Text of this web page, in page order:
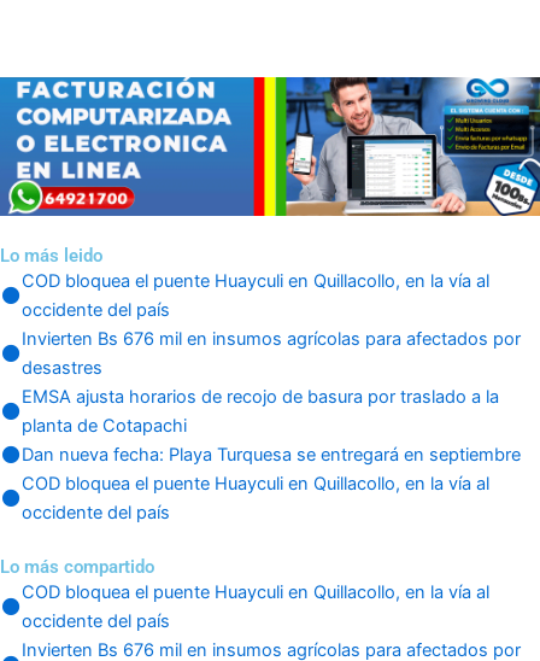
Lo más leido
COD bloquea el puente Huayculi en Quillacollo, en la vía al
occidente del país
Invierten Bs 676 mil en insumos agrícolas para afectados por
desastres
EMSA ajusta horarios de recojo de basura por traslado a la
planta de Cotapachi
Dan nueva fecha: Playa Turquesa se entregará en septiembre
COD bloquea el puente Huayculi en Quillacollo, en la vía al
occidente del país
Lo más compartido
COD bloquea el puente Huayculi en Quillacollo, en la vía al
occidente del país
Invierten Bs 676 mil en insumos agrícolas para afectados por